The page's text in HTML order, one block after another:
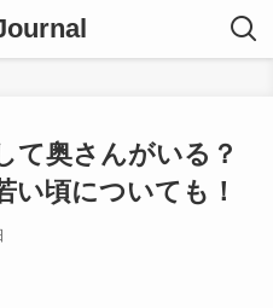
て奥さんがいる？
い頃についても！